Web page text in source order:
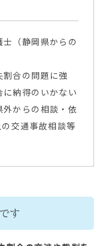
（静岡県からの
合の問題に強
納得のいかない
からの相談・依
交通事故相談等
す